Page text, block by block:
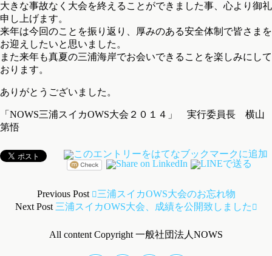
大きな事故なく大会を終えることができました事、心より御礼
申し上げます。
来年は今回のことを振り返り、厚みのある安全体制で皆さまを
お迎えしたいと思いました。
また来年も真夏の三浦海岸でお会いできることを楽しみにして
おります。
ありがとうございました。
「NOWS三浦スイカOWS大会２０１４」 実行委員長 横山
第悟
Previous Post
三浦スイカOWS大会のお忘れ物
Next Post 三浦スイカOWS大会、成績を公開致しました
All content Copyright 一般社団法人NOWS